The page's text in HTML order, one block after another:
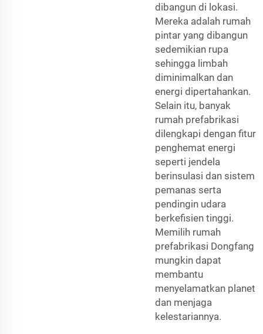
dibangun di lokasi.
Mereka adalah rumah
pintar yang dibangun
sedemikian rupa
sehingga limbah
diminimalkan dan
energi dipertahankan.
Selain itu, banyak
rumah prefabrikasi
dilengkapi dengan fitur
penghemat energi
seperti jendela
berinsulasi dan sistem
pemanas serta
pendingin udara
berkefisien tinggi.
Memilih rumah
prefabrikasi Dongfang
mungkin dapat
membantu
menyelamatkan planet
dan menjaga
kelestariannya.